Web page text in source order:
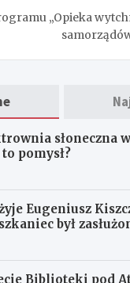
„Opieka
słoneczna
to pomysł?
Eugeniusz
był
Biblioteki pod